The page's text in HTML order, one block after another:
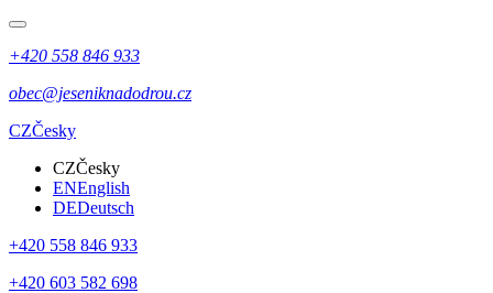
+420 558 846 933
obec@jeseniknadodrou.cz
CZČesky
CZČesky
ENEnglish
DEDeutsch
+420 558 846 933
+420 603 582 698